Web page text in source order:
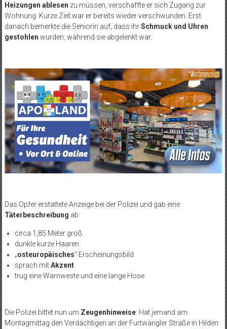
Heizungen ablesen zu müssen, verschaffte er sich Zugang zur
Wohnung. Kurze Zeit war er bereits wieder verschwunden. Erst
danach bemerkte die Seniorin auf, dass ihrSchmuck und Uhren
gestohlen wurden, während sie abgelenkt war.
Das Opfer erstattete Anzeige bei der Polizei und gab eine
Täterbeschreibung ab:
circa 1,85 Meter groß
dunkle kurze Haaren
„osteuropäisches“ Erscheinungsbild
sprach mitAkzent
trug eine Warnweste und eine lange Hose
Die Polizei bittet nun um Zeugenhinweise: Hat jemand am
Montagmittag den Verdächtigen an der Furtwängler Straße in Hilden